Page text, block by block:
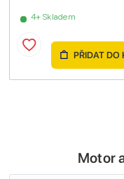
4+ Skladem
PŘIDAT DO
Motor